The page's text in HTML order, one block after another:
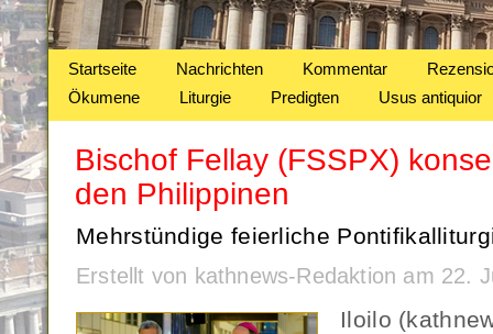
Startseite Nachrichten Kommentar
Ökumene
Liturgie Predigten Usus antiquior
Bischof Fellay (FSSPX)
den Philippinen
Mehrstündige feierliche
Erstellt von kathnews-Redaktion am 22.
Iloilo